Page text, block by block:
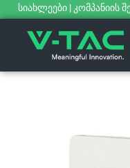
სიახლეები | კომპანიის